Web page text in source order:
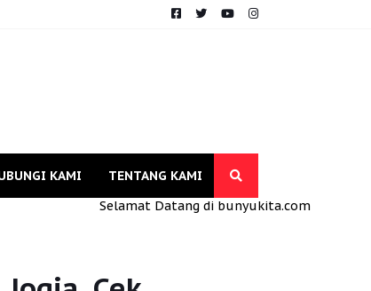
KAMI
TENTANG KAMI
Selamat Datang di bunyukita.com